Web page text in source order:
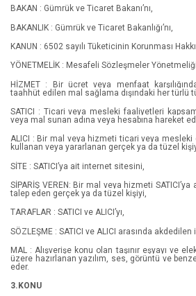
BAKAN : Gümrük ve Ticaret Bakanı’nı,
BAKANLIK : Gümrük ve Ticaret Bakanlığı’nı,
KANUN : 6502 sayılı Tüketicinin Korunması
YÖNETMELİK : Mesafeli Sözleşmeler
HİZMET : Bir ücret veya menfaat
taahhüt edilen mal sağlama dışındaki her türlü
SATICI : Ticari veya mesleki faaliyetleri
veya mal sunan adına veya hesabına hareket
ALICI : Bir mal veya hizmeti ticari veya
kullanan veya yararlanan gerçek ya da tüzel
SİTE : SATICI’ya ait internet sitesini,
SİPARİŞ VEREN: Bir mal veya hizmeti
talep eden gerçek ya da tüzel kişiyi,
TARAFLAR : SATICI ve ALICI’yı,
SÖZLEŞME : SATICI ve ALICI arasında
MAL : Alışverişe konu olan taşınır eşyayı ve
üzere hazırlanan yazılım, ses, görüntü ve
eder.
3.KONU
Beyza Alkoç
Bülent Özer
Can Aydoğmuş
Catherine Jones
Daniel Smith
Edward Fallon
Emily Bleeker
Emily Giffin
Dünya Mektup
Çocuk Ve Gençlik
Masal & Hikaye Kitapları
Eğitim Etkinlik Kitapları
Okul Öncesi 6 Ay - 5 Yaş
Çocuk Öykü/Hikaye
Gençlik 10+ Yaş
Roman/Öykü